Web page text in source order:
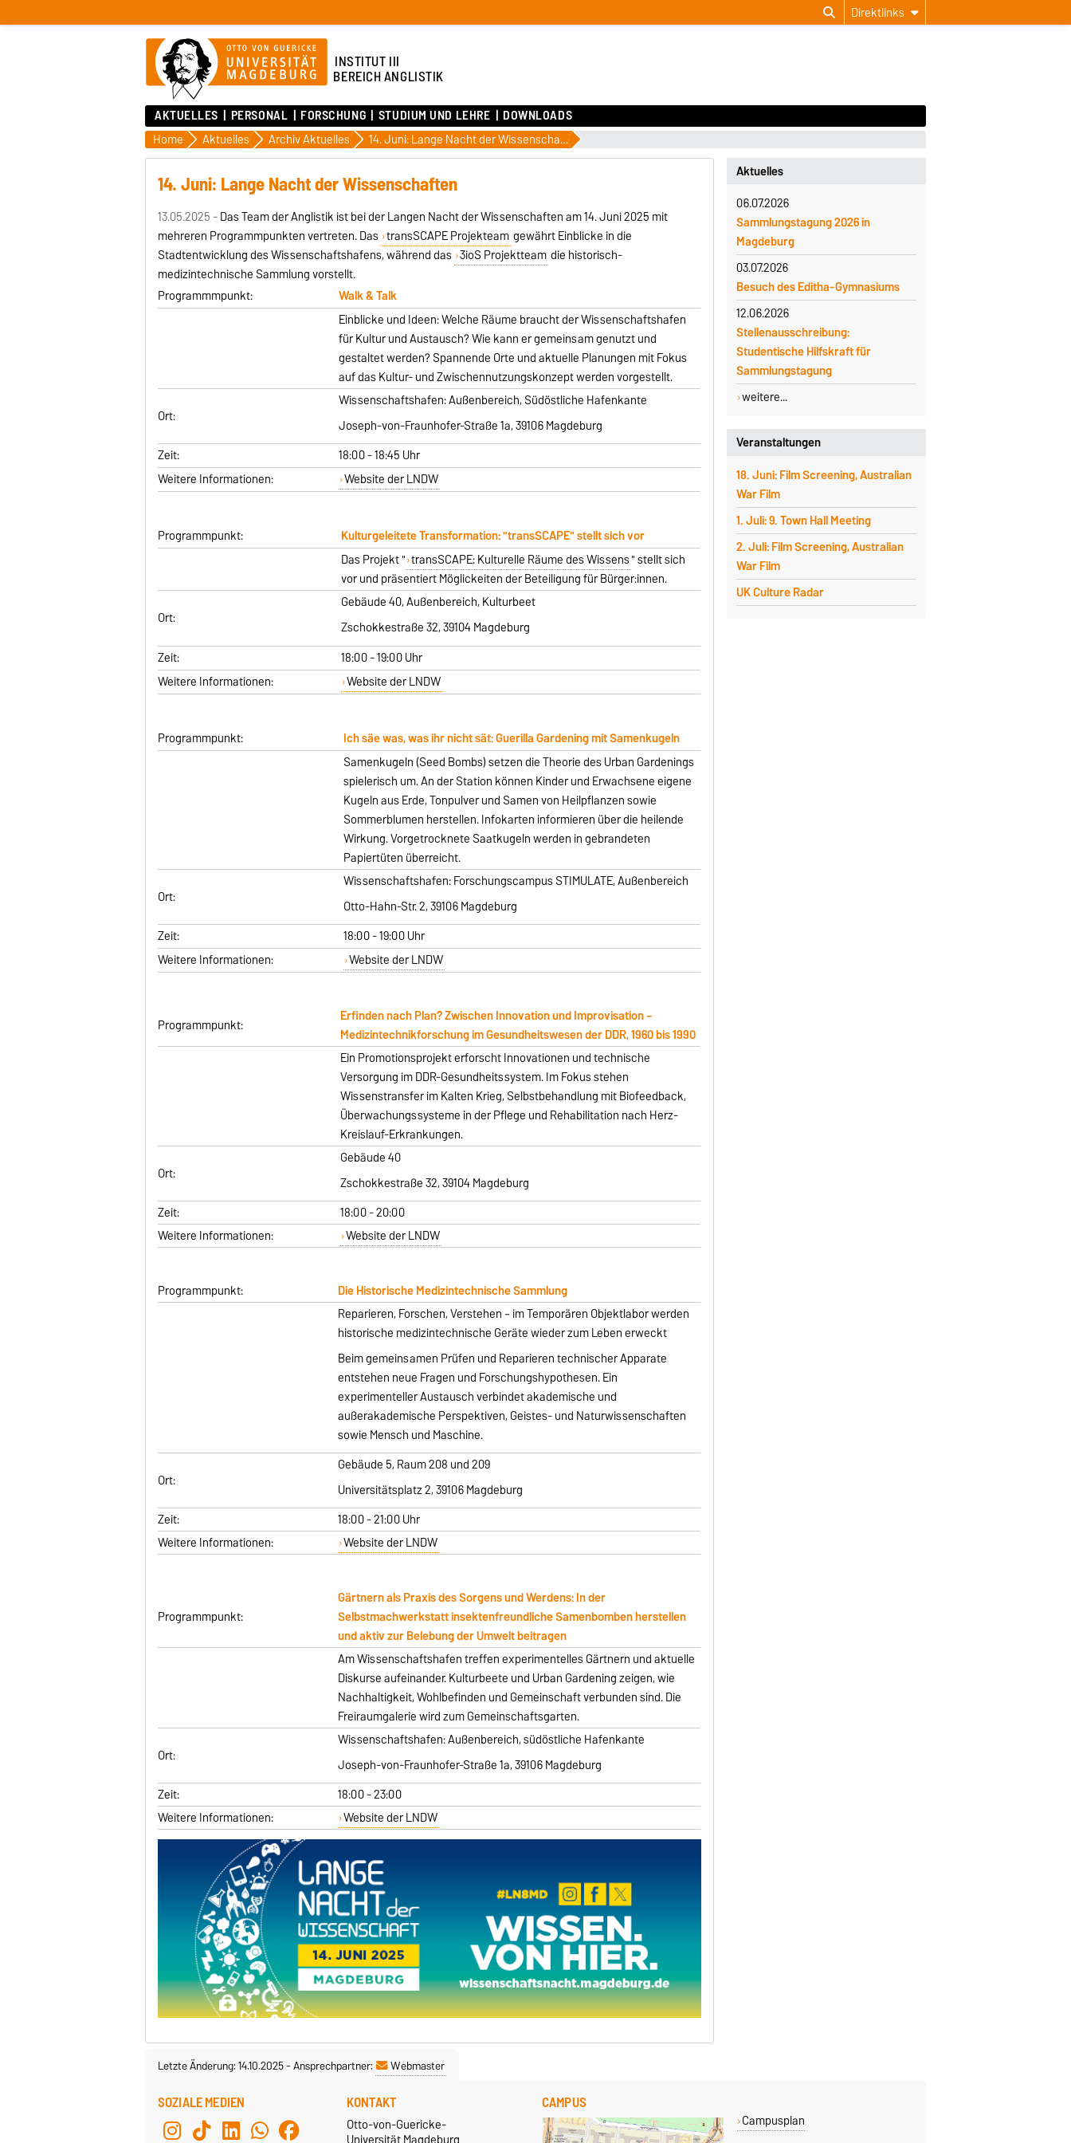
Direktlinks
INSTITUT III
BEREICH ANGLISTIK
AKTUELLES PERSONAL FORSCHUNG STUDIUM UND LEHRE DOWNLOADS
Home Aktuelles Archiv Aktuelles 14. Juni: Lange Nacht der Wissenschaften
14. Juni: Lange Nacht der Wissenschaften
13.05.2025 -Das Team der Anglistik ist bei der Langen Nacht der Wissenschaften am 14. Juni 2025 mit
mehreren Programmpunkten vertreten. Das transSCAPE Projekteam gewährt Einblicke in die
Stadtentwicklung des Wissenschaftshafens, während das 3ioS Projektteam die historisch-
medizintechnische Sammlung vorstellt.
Programmmpunkt:
Walk & Talk
Einblicke und Ideen: Welche Räume braucht der Wissenschaftshafen
für Kultur und Austausch? Wie kann er gemeinsam genutzt und
gestaltet werden? Spannende Orte und aktuelle Planungen mit Fokus
auf das Kultur- und Zwischennutzungskonzept werden vorgestellt.
Ort:
Wissenschaftshafen: Außenbereich, Südöstliche Hafenkante
Joseph-von-Fraunhofer-Straße 1a, 39106 Magdeburg
Zeit:
18:00 - 18:45 Uhr
Weitere Informationen:
Website der LNDW
Programmpunkt:
Kulturgeleitete Transformation: "transSCAPE" stellt sich vor
Das Projekt " transSCAPE: Kulturelle Räume des Wissens" stellt sich
vor und präsentiert Möglickeiten der Beteiligung für Bürger:innen.
Ort:
Gebäude 40, Außenbereich, Kulturbeet
Zschokkestraße 32, 39104 Magdeburg
Zeit:
18:00 - 19:00 Uhr
Weitere Informationen:
Website der LNDW
Programmpunkt:
Ich säe was, was ihr nicht sät: Guerilla Gardening mit Samenkugeln
Samenkugeln (Seed Bombs) setzen die Theorie des Urban Gardenings
spielerisch um. An der Station können Kinder und Erwachsene eigene
Kugeln aus Erde, Tonpulver und Samen von Heilpflanzen sowie
Sommerblumen herstellen. Infokarten informieren über die heilende
Wirkung. Vorgetrocknete Saatkugeln werden in gebrandeten
Papiertüten überreicht.
Ort:
Wissenschaftshafen: Forschungscampus STIMULATE, Außenbereich
Otto-Hahn-Str. 2, 39106 Magdeburg
Zeit:
18:00 - 19:00 Uhr
Weitere Informationen:
Website der LNDW
Programmpunkt:
Erfinden nach Plan? Zwischen Innovation und Improvisation –
Medizintechnikforschung im Gesundheitswesen der DDR, 1960 bis 1990
Ein Promotionsprojekt erforscht Innovationen und technische
Versorgung im DDR-Gesundheitssystem. Im Fokus stehen
Wissenstransfer im Kalten Krieg, Selbstbehandlung mit Biofeedback,
Überwachungssysteme in der Pflege und Rehabilitation nach Herz-
Kreislauf-Erkrankungen.
Ort:
Gebäude 40
Zschokkestraße 32, 39104 Magdeburg
Zeit:
18:00 - 20:00
Weitere Informationen:
Website der LNDW
Programmpunkt:
Die Historische Medizintechnische Sammlung
Reparieren, Forschen, Verstehen – im Temporären Objektlabor werden
historische medizintechnische Geräte wieder zum Leben erweckt
Beim gemeinsamen Prüfen und Reparieren technischer Apparate
entstehen neue Fragen und Forschungshypothesen. Ein
experimenteller Austausch verbindet akademische und
außerakademische Perspektiven, Geistes- und Naturwissenschaften
sowie Mensch und Maschine.
Ort:
Gebäude 5, Raum 208 und 209
Universitätsplatz 2, 39106 Magdeburg
Zeit:
18:00 - 21:00 Uhr
Weitere Informationen:
Website der LNDW
Programmpunkt:
Gärtnern als Praxis des Sorgens und Werdens: In der
Selbstmachwerkstatt insektenfreundliche Samenbomben herstellen
und aktiv zur Belebung der Umwelt beitragen
Am Wissenschaftshafen treffen experimentelles Gärtnern und aktuelle
Diskurse aufeinander. Kulturbeete und Urban Gardening zeigen, wie
Nachhaltigkeit, Wohlbefinden und Gemeinschaft verbunden sind. Die
Freiraumgalerie wird zum Gemeinschaftsgarten.
Ort:
Wissenschaftshafen: Außenbereich, südöstliche Hafenkante
Joseph-von-Fraunhofer-Straße 1a, 39106 Magdeburg
Zeit:
18:00 - 23:00
Weitere Informationen:
Website der LNDW
Aktuelles
06.07.2026
Sammlungstagung 2026 in
Magdeburg
03.07.2026
Besuch des Editha-Gymnasiums
12.06.2026
Stellenausschreibung:
Studentische Hilfskraft für
Sammlungstagung
weitere...
Veranstaltungen
18. Juni: Film Screening, Australian
War Film
1. Juli: 9. Town Hall Meeting
2. Juli: Film Screening, Australian
War Film
UK Culture Radar
Letzte Änderung: 14.10.2025-Ansprechpartner: Webmaster
SOZIALE MEDIEN KONTAKT
Otto-von-Guericke-
CAMPUS
Campusplan